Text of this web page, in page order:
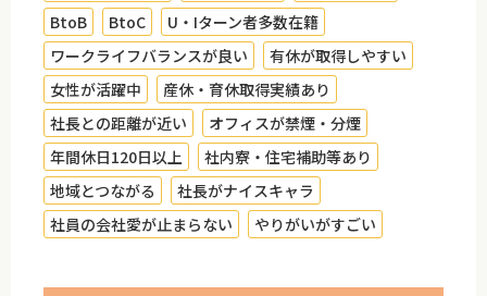
BtoB
BtoC
U・Iターン者多数在籍
ワークライフバランスが良い
有休が取得しやすい
女性が活躍中
産休・育休取得実績あり
社長との距離が近い
オフィスが禁煙・分煙
年間休日120日以上
社内寮・住宅補助等あり
地域とつながる
社長がナイスキャラ
社員の会社愛が止まらない
やりがいがすごい